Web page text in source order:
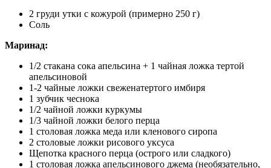
2 груди утки с кожурой (примерно 250 г)
Соль
Маринад:
1/2 стакана сока апельсина + 1 чайная ложка тертой
апельсиновой
1-2 чайные ложки свеженатертого имбиря
1 зубчик чеснока
1/2 чайной ложки куркумы
1/3 чайной ложки белого перца
1 столовая ложка меда или кленового сиропа
2 столовые ложки рисового уксуса
Щепотка красного перца (острого или сладкого)
1 столовая ложка апельсинового джема (необязательно,